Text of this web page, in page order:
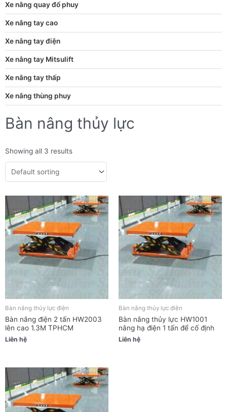
Xe nâng quay đổ phuy
Xe nâng tay cao
Xe nâng tay điện
Xe nâng tay Mitsulift
Xe nâng tay thấp
Xe nâng thùng phuy
Bàn nâng thủy lực
Showing all 3 results
Bàn nâng thủy lực điện
Bàn nâng điện 2 tấn HW2003
lên cao 1.3M TPHCM
Liên hệ
Bàn nâng thủy lực điện
Bàn nâng thủy lực HW1001
nâng hạ điện 1 tấn để cố định
Liên hệ